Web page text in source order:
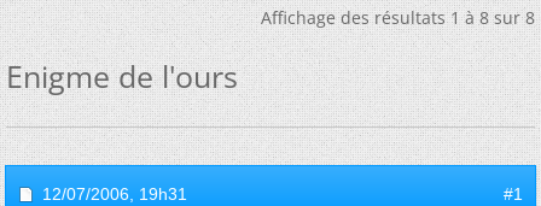
Affichage des résultats 1 à 8 sur 8
Enigme de l'ours
12/07/2006, 19h31 #1